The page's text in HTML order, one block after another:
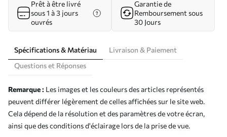
Prêt à être livré
sous 1 à 3 jours
ouvrés
Garantie de
Remboursement sous
30 Jours
Spécifications & Matériau
Livraison & Paiement
Questions et Réponses
Remarque : Les images et les couleurs des articles représentés
peuvent différer légèrement de celles affichées sur le site web.
Cela dépend de la résolution et des paramètres de votre écran,
ainsi que des conditions d'éclairage lors de la prise de vue.